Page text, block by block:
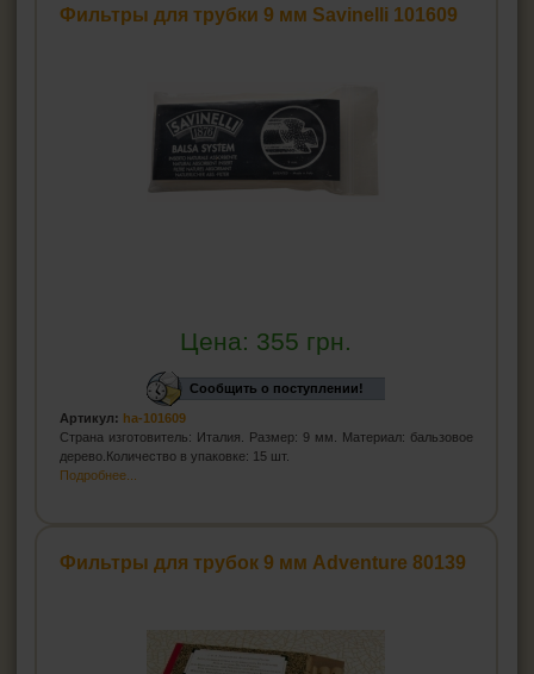
Фильтры для трубки 9 мм Savinelli 101609
Цена: 355 грн.
Сообщить о поступлении!
Артикул: ha-101609
Страна изготовитель: Италия. Размер: 9 мм. Материал: бальзовое
дерево.Количество в упаковке: 15 шт.
Подробнее...
Фильтры для трубок 9 мм Adventure 80139